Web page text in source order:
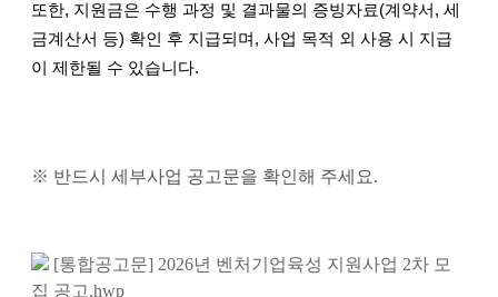
또한, 지원금은 수행 과정 및 결과물의 증빙자료(계약서, 세
금계산서 등) 확인 후 지급되며, 사업 목적 외 사용 시 지급
이 제한될 수 있습니다.
※ 반드시 세부사업 공고문을 확인해 주세요.
[통합공고문] 2026년 벤처기업육성 지원사업 2차 모
집 공고.hwp